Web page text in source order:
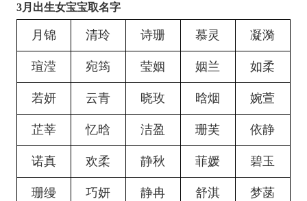
3月出生女宝宝取名字
月锦 清玲 诗珊 慕灵 凝漪
瑄滢 宛筠 莹姻 姻兰 如柔
若妍 云青 晓玫 晗烟 婉萱
芷莘 忆晗 洁盈 珊芙 依静
诺真 欢柔 静秋 菲媛 碧玉
珊缦 巧妍 静冉 舒淇 梦菡